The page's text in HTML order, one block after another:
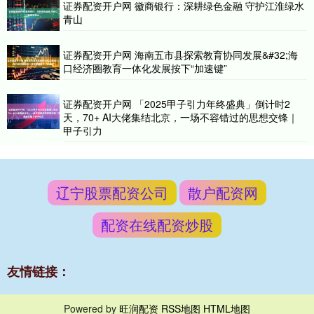
证券配资开户网 徽商银行：深耕绿色金融 守护江淮绿水
青山
证券配资开户网 海南五市县探索教育协同发展&#32;海
口经济圈教育一体化发展按下“加速键”
证券配资开户网 「2025甲子引力年终盛典」倒计时2
天，70+ AI大佬集结北京，一场不容错过的思想交锋｜
甲子引力
辽宁股票配资公司
散户配资网
配资在线配资炒股
友情链接：
Powered by 旺润配资 RSS地图 HTML地图